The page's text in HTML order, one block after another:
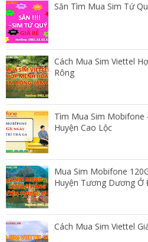
Săn Tìm Mua Sim Tứ
Cách Mua Sim Viettel
Rông
Tìm Mua Sim Mobifone
Huyện Cao Lộc
Mua Sim Mobifone
Huyện Tương Dương Ở
Cách Mua Sim Viettel